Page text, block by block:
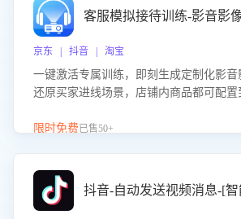
客服模拟接待训练-影音影
京东 | 抖音 | 淘宝
一键激活专属训练，即刻生成定制化影
还原买家进线场景，店铺内商品都可配
击 “立即开通”，快速获取影音影像类目剧
限时免费已售50+
抖音-自动发送视频消息-[